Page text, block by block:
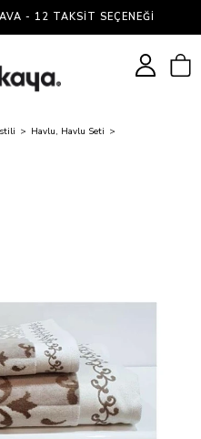
- 12 TAKSIT SEÇENEĞI
Havlu, Havlu Seti